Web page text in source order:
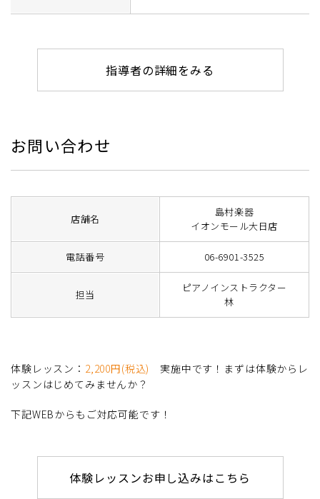
指導者の詳細をみる
お問い合わせ
店舗名
島村楽器
イオンモール大日店
電話番号 06-6901-3525
担当
ピアノインストラクター
林
体験レッスン： 2,200円(税込)
実施中です！まずは体験からレ
ッスンはじめてみませんか？
下記WEBからもご対応可能です！
体験レッスンお申し込みはこちら